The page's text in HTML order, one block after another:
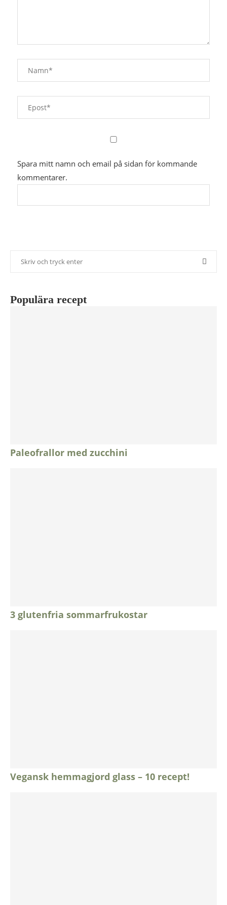
Spara mitt namn och email på sidan för kommande
kommentarer.
Populära recept
Paleofrallor med zucchini
3 glutenfria sommarfrukostar
Vegansk hemmagjord glass – 10 recept!